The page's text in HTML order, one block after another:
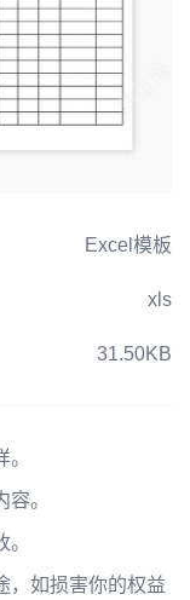
Excel模板
xls
31.50KB
。
，如损害你的权益